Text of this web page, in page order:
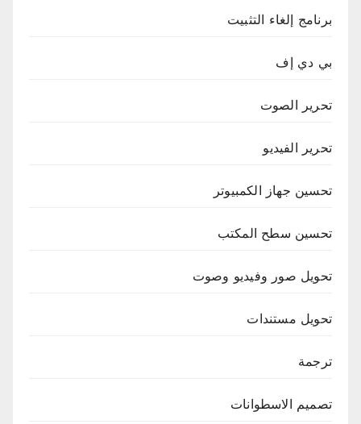
برنامج إلغاء التثبيت
بي دي إف
تحرير الصوت
تحرير الفيديو
تحسين جهاز الكمبيوتر
تحسين سطح المكتب
تحويل صور وفيديو وصوت
تحويل مستندات
ترجمة
تصميم الاسطوانات